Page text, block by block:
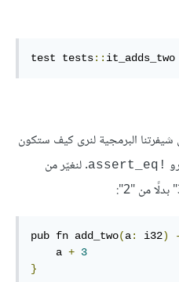
test tests:: it_adds_two
البرمجية لنرى كيف ستكون
assert_eq!‎. لنغيّر من
pub fn add_two(a: i32)
    a
+ 3
}